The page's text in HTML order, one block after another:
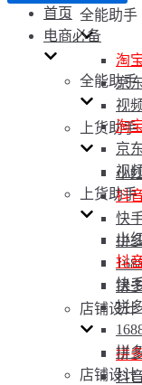
全能助手
淘
京
视
上货助手
小
抖
快
拼
拼
店铺设计
拼
抖
首页
电商必备
全能助手
淘
京
视
上货助手
小
抖
快
拼
拼
店铺设计